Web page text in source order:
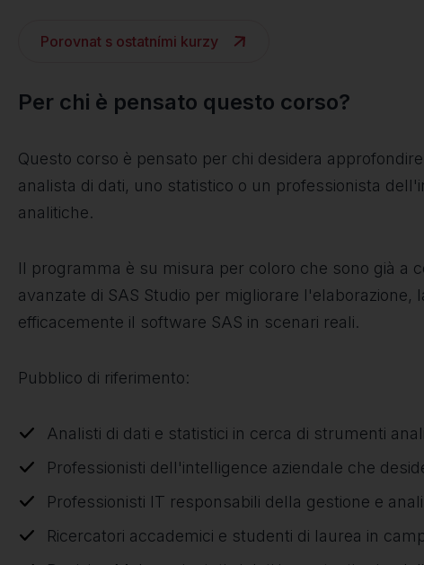
Porovnat s ostatními kurzy
Per chi è pensato questo corso?
Questo corso è pensato per chi desidera
analista di dati, uno statistico o un professionista
analitiche.
Il programma è su misura per coloro che sono già a
avanzate di SAS Studio per migliorare
efficacemente il software SAS in scenari reali.
Pubblico di riferimento:
Analisti di dati e statistici in cerca di strumenti
Professionisti dell'intelligence aziendale che
Professionisti IT responsabili della gestione e
Ricercatori accademici e studenti di laurea in